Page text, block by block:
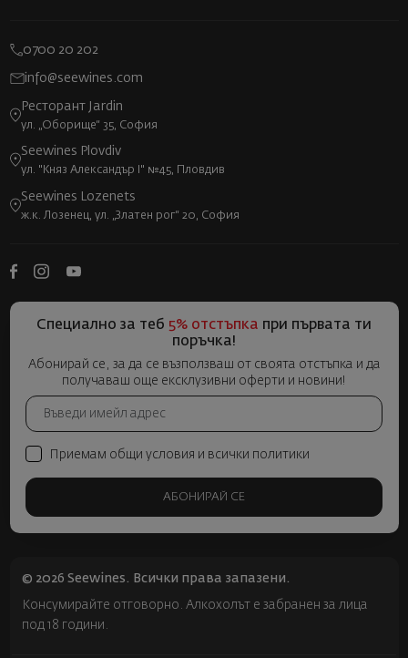
0700 20 202
info@seewines.com
Ресторант Jardin
ул. „Оборище“ 35, София
Seewines Plovdiv
ул. "Княз Александър I" №45, Пловдив
Seewines Lozenets
ж.к. Лозенец, ул. „Златен рог“ 20, София
Специално за теб 5% отстъпка при първата ти
поръчка!
Абонирай се, за да се възползваш от своята отстъпка и да
получаваш още ексклузивни оферти и новини!
Приемам общи условия и всички политики
АБОНИРАЙ СЕ
© 2026 Seewines. Всички права запазени.
Консумирайте отговорно. Алкохолът е забранен за лица
под 18 години.